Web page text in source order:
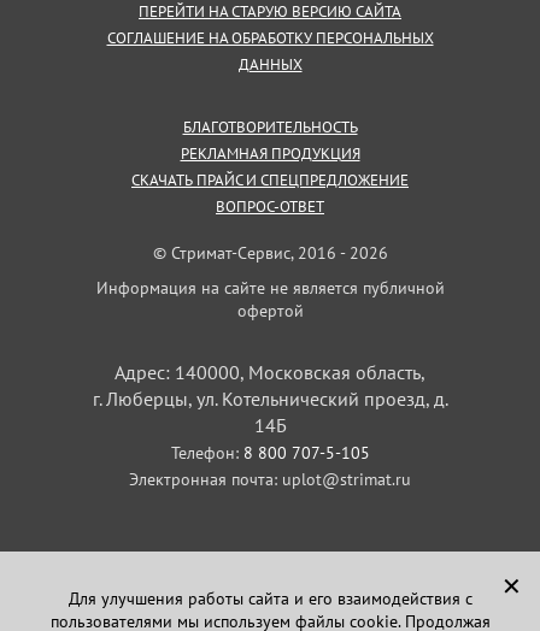
ПЕРЕЙТИ НА СТАРУЮ ВЕРСИЮ САЙТА
СОГЛАШЕНИЕ НА ОБРАБОТКУ ПЕРСОНАЛЬНЫХ
ДАННЫХ
БЛАГОТВОРИТЕЛЬНОСТЬ
РЕКЛАМНАЯ ПРОДУКЦИЯ
СКАЧАТЬ ПРАЙС И СПЕЦПРЕДЛОЖЕНИЕ
ВОПРОС-ОТВЕТ
© Стримат-Сервис, 2016 - 2026
Информация на сайте не является публичной
офертой
Адрес: 140000, Московская область,
г. Люберцы, ул. Котельнический проезд, д.
14Б
Телефон: 8 800 707-5-105
Электронная почта: uplot@strimat.ru
✕
Для улучшения работы сайта и его взаимодействия с
пользователями мы используем файлы cookie. Продолжая